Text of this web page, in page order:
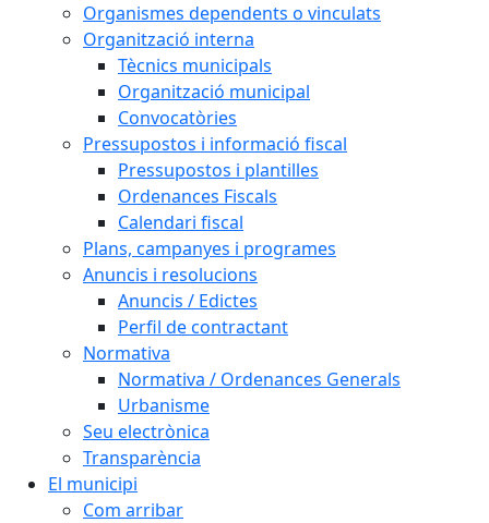
Organismes dependents o vinculats
Organització interna
Tècnics municipals
Organització municipal
Convocatòries
Pressupostos i informació fiscal
Pressupostos i plantilles
Ordenances Fiscals
Calendari fiscal
Plans, campanyes i programes
Anuncis i resolucions
Anuncis / Edictes
Perfil de contractant
Normativa
Normativa / Ordenances Generals
Urbanisme
Seu electrònica
Transparència
El municipi
Com arribar